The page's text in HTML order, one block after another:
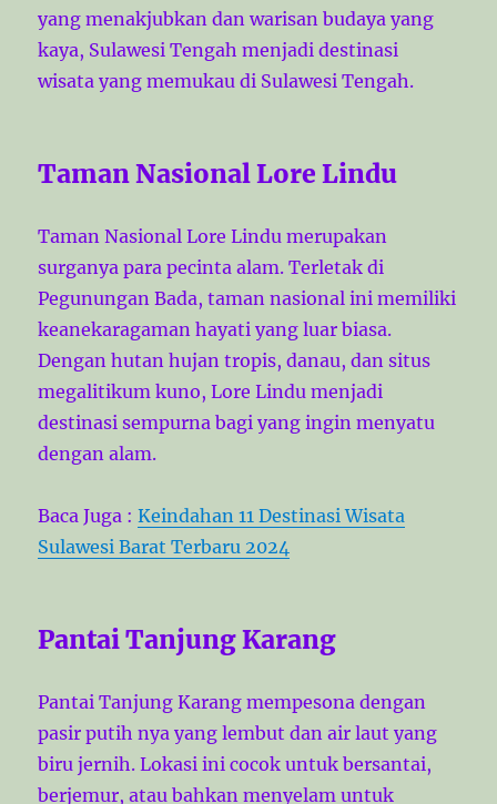
yang menakjubkan dan warisan budaya yang
kaya, Sulawesi Tengah menjadi destinasi
wisata yang memukau di Sulawesi Tengah.
Taman Nasional Lore Lindu
Taman Nasional Lore Lindu merupakan
surganya para pecinta alam. Terletak di
Pegunungan Bada, taman nasional ini memiliki
keanekaragaman hayati yang luar biasa.
Dengan hutan hujan tropis, danau, dan situs
megalitikum kuno, Lore Lindu menjadi
destinasi sempurna bagi yang ingin menyatu
dengan alam.
Baca Juga :Keindahan 11 Destinasi Wisata
Sulawesi Barat Terbaru 2024
Pantai Tanjung Karang
Pantai Tanjung Karang mempesona dengan
pasir putih nya yang lembut dan air laut yang
biru jernih. Lokasi ini cocok untuk bersantai,
berjemur, atau bahkan menyelam untuk